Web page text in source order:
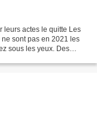
leurs actes le quitte Les
sont pas en 2021 les
sous les yeux. Des